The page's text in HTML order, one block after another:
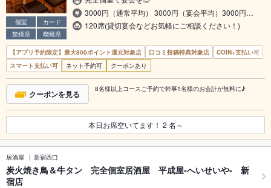
個室
カード
禁煙席
喫煙席
3000円（通常平均） 3000円（宴会平均）3000円…
120席(貸切宴会などお気軽にご相談ください！)
【アプリ予約限定】最大800ポイント還元対象店 口コミ投稿特典対象店
COIN+支払い可
スマート支払い可
ネット予約可 クーポンあり
クーポンを見る 8名様以上コースご予約で幹事1名様のお会計が無料に♪
本日お席空いてます！ 2 名～
居酒屋 新宿西口
炭火焼き鳥＆牛タン 完全個室居酒屋 平成屋-へいせいや- 新
宿店